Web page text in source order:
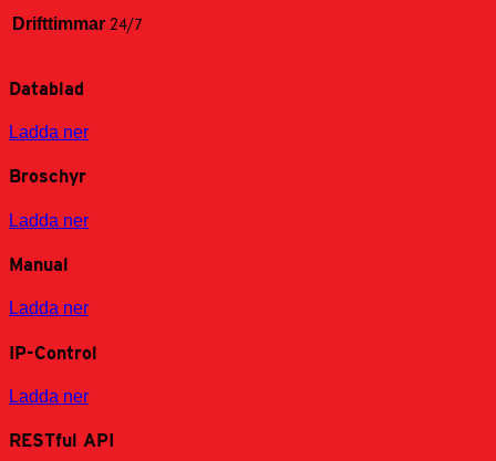
Drifttimmar 24/7
Datablad
Ladda ner
Broschyr
Ladda ner
Manual
Ladda ner
IP-Control
Ladda ner
RESTful API